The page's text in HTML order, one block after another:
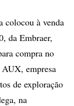
colocou à venda
da Embraer,
compra no
empresa
de exploração
na